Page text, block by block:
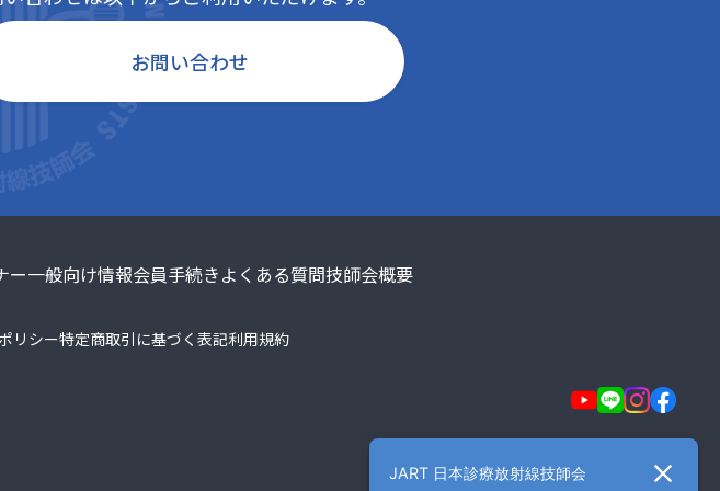
お問い合わせ
ー一般向け情報会員手続きよくある質問技師会概要
リシー特定商取引に基づく表記利用規約